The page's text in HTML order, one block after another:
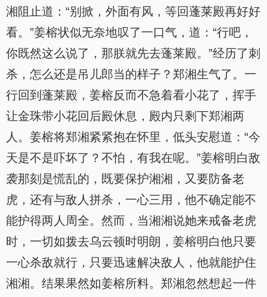
湘阻止道：“别掀，外面有风，等回蓬莱殿再好好
看。”姜榕状似无奈地叹了一口气，道：“行吧，
你既然这么说了，那朕就先去蓬莱殿。”经历了刺
杀，怎么还是吊儿郎当的样子？郑湘生气了。一
行回到蓬莱殿，姜榕反而不急着看小花了，挥手
让金珠带小花回后殿休息，殿内只剩下郑湘两
人。姜榕将郑湘紧紧抱在怀里，低头安慰道：“今
天是不是吓坏了？不怕，有我在呢。”姜榕明白敌
袭那刻是慌乱的，既要保护湘湘，又要防备老
虎，还有与敌人拼杀，一心三用，他不确定能不
能护得两人周全。然而，当湘湘说她来戒备老虎
时，一切如拨去乌云顿时明朗，姜榕明白他只要
一心杀敌就行，只要迅速解决敌人，他就能护住
湘湘。结果果然如姜榕所料。郑湘忽然想起一件